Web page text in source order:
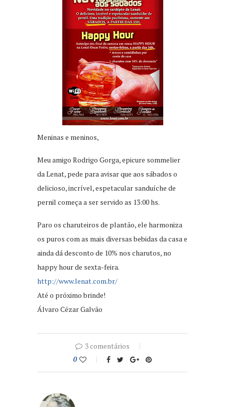
Meninas e meninos,
Meu amigo Rodrigo Gorga, epicure sommelier
da Lenat, pede para avisar que aos sábados o
delicioso, incrível, espetacular sanduíche de
pernil começa a ser servido as 13:00 hs.
Paro os charuteiros de plantão, ele harmoniza
os puros com as mais diversas bebidas da casa e
ainda dá desconto de 10% nos charutos, no
happy hour de sexta-feira.
http://www.lenat.com.br/
Até o próximo brinde!
Álvaro Cézar Galvão
3 comentários
0